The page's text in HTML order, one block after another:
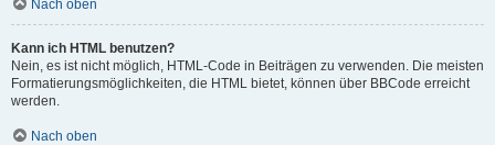
Nach oben
Kann ich HTML benutzen?
Nein, es ist nicht möglich, HTML-Code in Beiträgen zu verwenden. Die meisten
Formatierungsmöglichkeiten, die HTML bietet, können über BBCode erreicht
werden.
Nach oben